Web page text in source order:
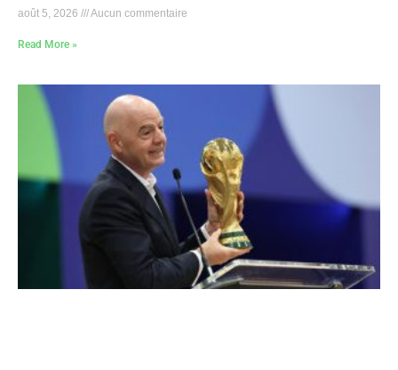
août 5, 2026 Aucun commentaire
Read More »